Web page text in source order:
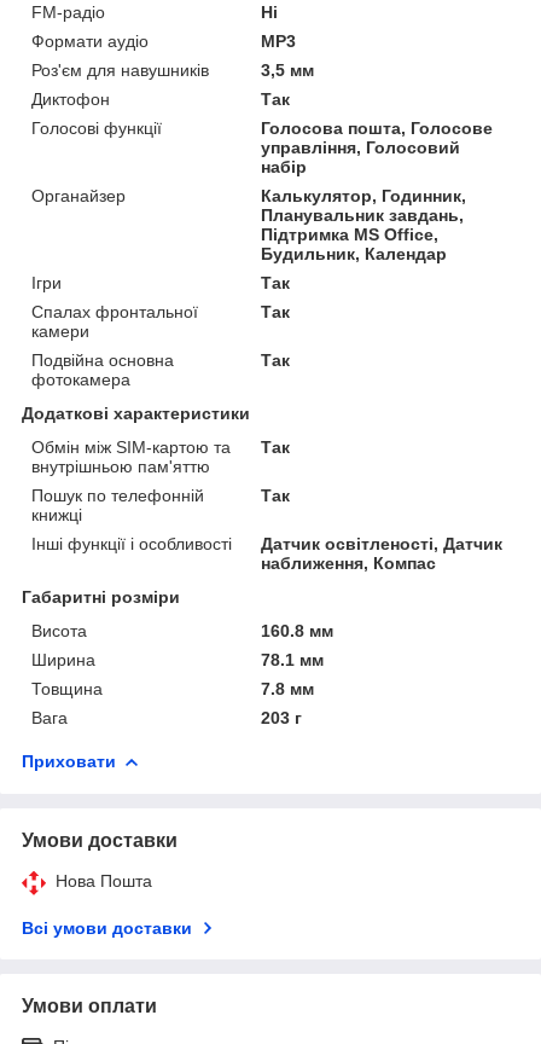
FM-радіо
Ні
Формати аудіо
MP3
Роз'єм для навушників
3,5 мм
Диктофон
Так
Голосові функції
Голосова пошта, Голосове
управління, Голосовий
набір
Органайзер
Калькулятор, Годинник,
Планувальник завдань,
Підтримка MS Office,
Будильник, Календар
Ігри
Так
Спалах фронтальної
камери
Так
Подвійна основна
фотокамера
Так
Додаткові характеристики
Обмін між SIM-картою та
внутрішньою пам'яттю
Так
Пошук по телефонній
книжці
Так
Інші функції і особливості
Датчик освітленості, Датчик
наближення, Компас
Габаритні розміри
Висота
160.8 мм
Ширина
78.1 мм
Товщина
7.8 мм
Вага
203 г
Приховати
Умови доставки
Нова Пошта
Всі умови доставки
Умови оплати